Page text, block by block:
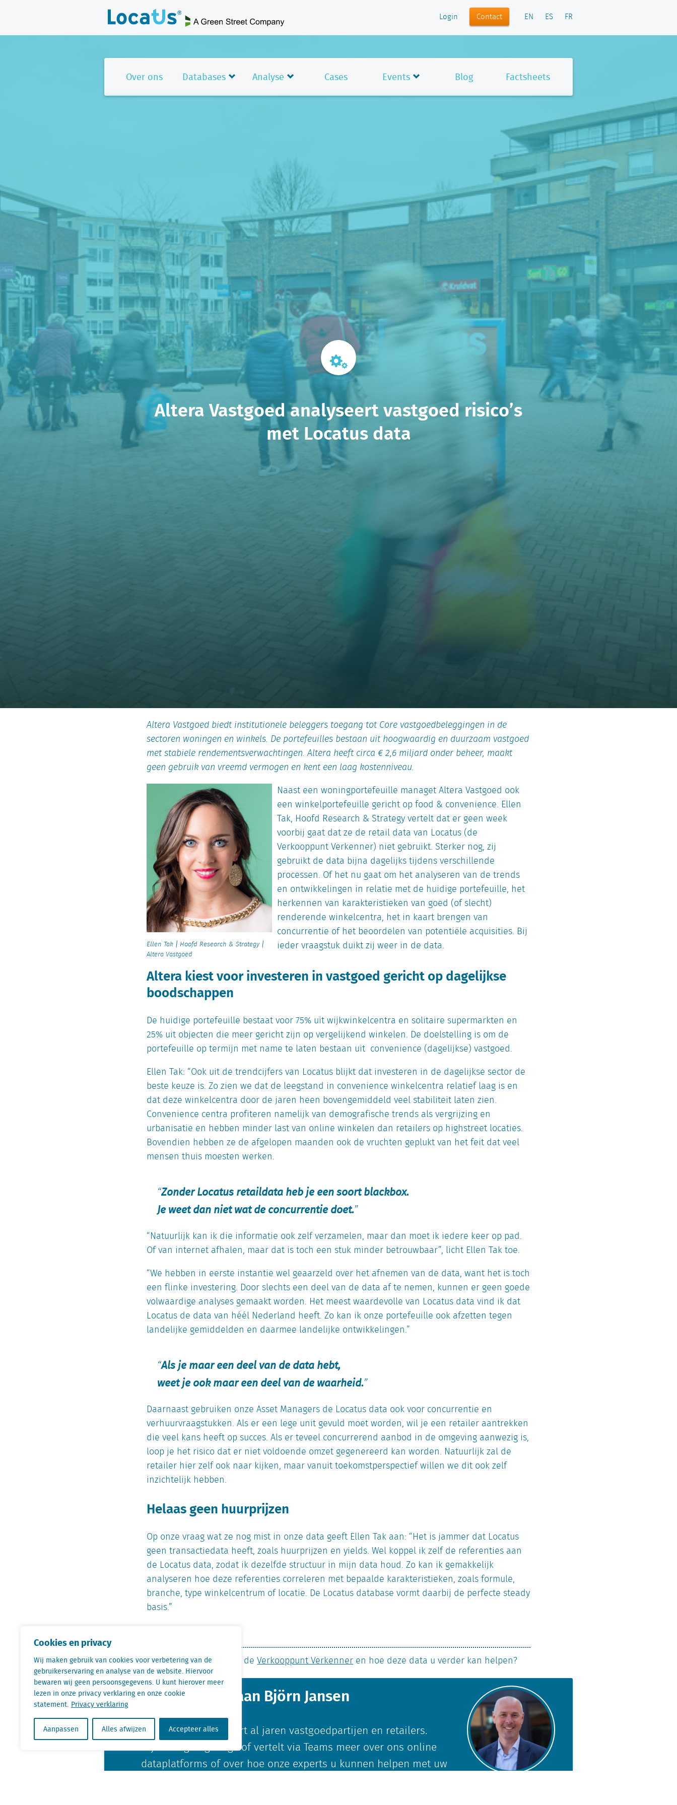
Cookies en privacy
Wij maken gebruik van cookies voor verbetering van de
gebruikerservaring en analyse van de website. Hiervoor
bewaren wij geen persoonsgegevens. U kunt hierover meer
lezen in onze privacy verklaring en onze cookie
statement. Privacy verklaring
Aanpassen Alles afwijzen Accepteer alles
Login Contact EN ES FR
Over ons Databases Analyse Cases Events Blog Factsheets
Altera Vastgoed analyseert vastgoed risico’s
met Locatus data
Altera Vastgoed biedt institutionele beleggers toegang tot Core vastgoedbeleggingen in de
sectoren woningen en winkels. De portefeuilles bestaan uit hoogwaardig en duurzaam vastgoed
met stabiele rendementsverwachtingen. Altera heeft circa € 2,6 miljard onder beheer, maakt
geen gebruik van vreemd vermogen en kent een laag kostenniveau.
Ellen Tak | Hoofd Research & Strategy |
Altera Vastgoed
Naast een woningportefeuille managet Altera Vastgoed ook
een winkelportefeuille gericht op food & convenience. Ellen
Tak, Hoofd Research & Strategy vertelt dat er geen week
voorbij gaat dat ze de retail data van Locatus (de
Verkooppunt Verkenner) niet gebruikt. Sterker nog, zij
gebruikt de data bijna dagelijks tijdens verschillende
processen. Of het nu gaat om het analyseren van de trends
en ontwikkelingen in relatie met de huidige portefeuille, het
herkennen van karakteristieken van goed (of slecht)
renderende winkelcentra, het in kaart brengen van
concurrentie of het beoordelen van potentiële acquisities. Bij
ieder vraagstuk duikt zij weer in de data.
Altera kiest voor investeren in vastgoed gericht op dagelijkse
boodschappen
De huidige portefeuille bestaat voor 75% uit wijkwinkelcentra en solitaire supermarkten en
25% uit objecten die meer gericht zijn op vergelijkend winkelen. De doelstelling is om de
portefeuille op termijn met name te laten bestaan uit convenience (dagelijkse) vastgoed.
Ellen Tak: “Ook uit de trendcijfers van Locatus blijkt dat investeren in de dagelijkse sector de
beste keuze is. Zo zien we dat de leegstand in convenience winkelcentra relatief laag is en
dat deze winkelcentra door de jaren heen bovengemiddeld veel stabiliteit laten zien.
Convenience centra profiteren namelijk van demografische trends als vergrijzing en
urbanisatie en hebben minder last van online winkelen dan retailers op highstreet locaties.
Bovendien hebben ze de afgelopen maanden ook de vruchten geplukt van het feit dat veel
mensen thuis moesten werken.
Zonder Locatus retaildata heb je een soort blackbox.
Je weet dan niet wat de concurrentie doet.
“Natuurlijk kan ik die informatie ook zelf verzamelen, maar dan moet ik iedere keer op pad.
Of van internet afhalen, maar dat is toch een stuk minder betrouwbaar”, licht Ellen Tak toe.
“We hebben in eerste instantie wel geaarzeld over het afnemen van de data, want het is toch
een flinke investering. Door slechts een deel van de data af te nemen, kunnen er geen goede
volwaardige analyses gemaakt worden. Het meest waardevolle van Locatus data vind ik dat
Locatus de data van héél Nederland heeft. Zo kan ik onze portefeuille ook afzetten tegen
landelijke gemiddelden en daarmee landelijke ontwikkelingen.”
Als je maar een deel van de data hebt,
weet je ook maar een deel van de waarheid.
Daarnaast gebruiken onze Asset Managers de Locatus data ook voor concurrentie en
verhuurvraagstukken. Als er een lege unit gevuld moet worden, wil je een retailer aantrekken
die veel kans heeft op succes. Als er teveel concurrerend aanbod in de omgeving aanwezig is,
loop je het risico dat er niet voldoende omzet gegenereerd kan worden. Natuurlijk zal de
retailer hier zelf ook naar kijken, maar vanuit toekomstperspectief willen we dit ook zelf
inzichtelijk hebben.
Helaas geen huurprijzen
Op onze vraag wat ze nog mist in onze data geeft Ellen Tak aan: “Het is jammer dat Locatus
geen transactiedata heeft, zoals huurprijzen en yields. Wel koppel ik zelf de referenties aan
de Locatus data, zodat ik dezelfde structuur in mijn data houd. Zo kan ik gemakkelijk
analyseren hoe deze referenties correleren met bepaalde karakteristieken, zoals formule,
branche, type winkelcentrum of locatie. De Locatus database vormt daarbij de perfecte steady
basis.”
Wilt u meer weten over deVerkooppunt Verkenneren hoe deze data u verder kan helpen?
Stel uw vraag aan Björn Jansen
Björn Jansen adviseert al jaren vastgoedpartijen en retailers.
Hij komt graag langs of vertelt via Teams meer over ons online
dataplatforms of over hoe onze experts u kunnen helpen met uw